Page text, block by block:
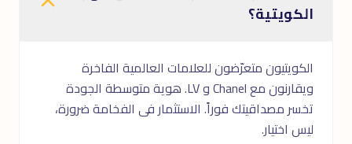
الكويتية؟
الكويتيون متعرّضون للعلامات العالمية الفاخرة
ويقارنون مع Chanel و LV. هوية متوسطة الجودة
تخسر مصداقيتك فوراً. الاستثمار فى الفخامة ضرورة،
ليس اختيار.